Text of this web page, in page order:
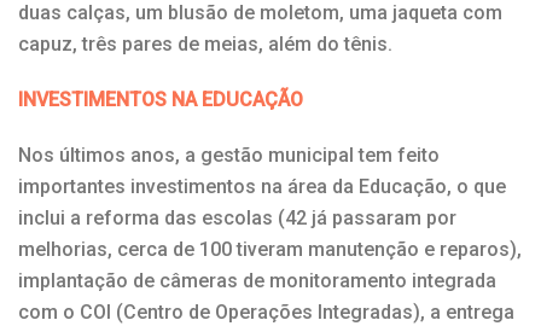
duas calças, um blusão de moletom, uma jaqueta com
capuz, três pares de meias, além do tênis.
INVESTIMENTOS NA EDUCAÇÃO
Nos últimos anos, a gestão municipal tem feito
importantes investimentos na área da Educação, o que
inclui a reforma das escolas (42 já passaram por
melhorias, cerca de 100 tiveram manutenção e reparos),
implantação de câmeras de monitoramento integrada
com o COI (Centro de Operações Integradas), a entrega